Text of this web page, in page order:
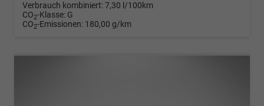
Verbrauch kombiniert:7,30 l/100km
CO2-Klasse: G
CO2-Emissionen: 180,00 g/km